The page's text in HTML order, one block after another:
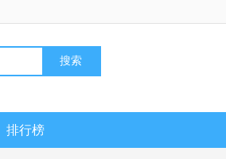
排行榜